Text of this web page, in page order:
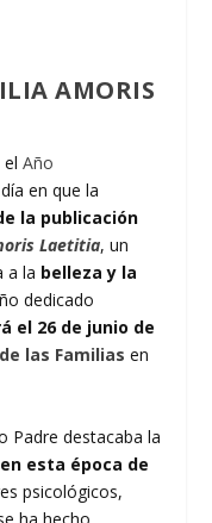
AMORIS
elAño
en que la
la publicación
Laetitia, un
a la belleza y la
dedicado
el 26 de junio de
las Familiasen
Padre destacaba la
esta época de
psicológicos,
ha hecho